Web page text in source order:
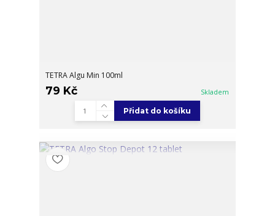
TETRA Algu Min 100ml
79 Kč Skladem
Přidat do košíku